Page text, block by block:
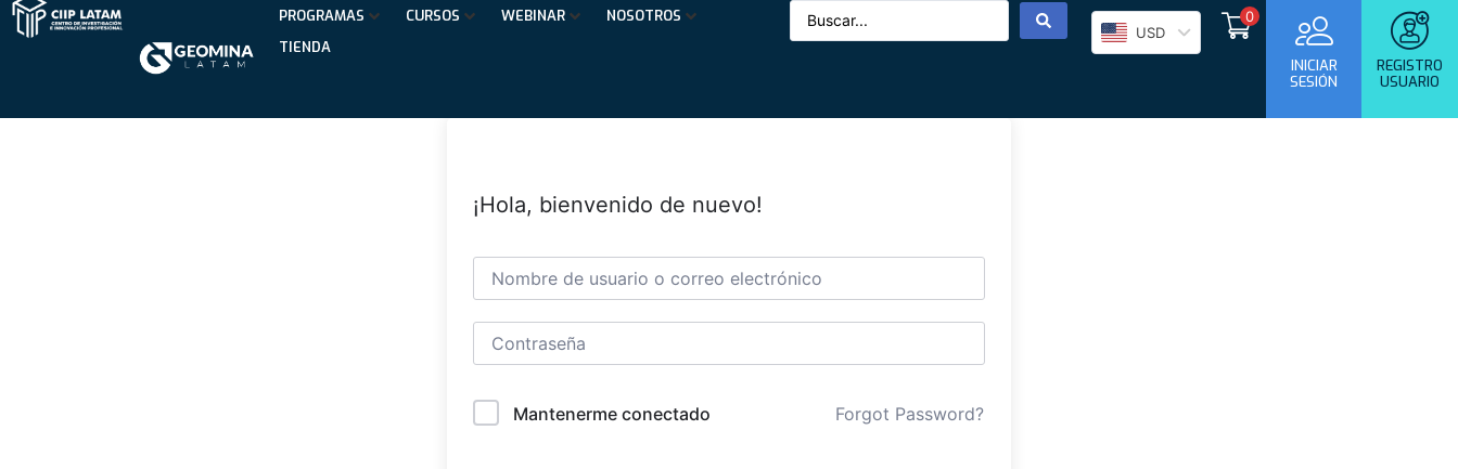
PROGRAMAS CURSOS WEBINAR
NOSOTROS
TIENDA
USD
0
INICIAR
SESIÓN
REGISTRO
USUARIO
¡Hola, bienvenido de nuevo!
Mantenerme conectado Forgot Password?